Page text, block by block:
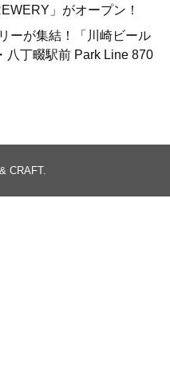
」がオープン！
ーが集結！「川崎ビール
八丁畷駅前 Park Line 870
CRAFT.